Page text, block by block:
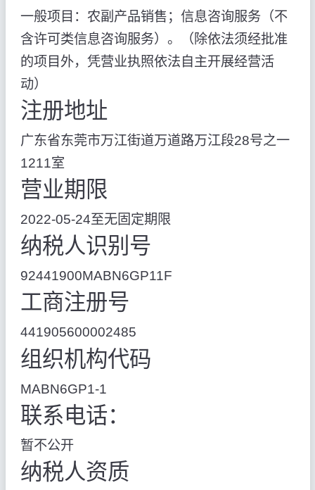
一般项目：农副产品销售；信息咨询服务（不
含许可类信息咨询服务）。（除依法须经批准
的项目外，凭营业执照依法自主开展经营活
动）
注册地址
广东省东莞市万江街道万道路万江段28号之一
1211室
营业期限
2022-05-24至无固定期限
纳税人识别号
92441900MABN6GP11F
工商注册号
441905600002485
组织机构代码
MABN6GP1-1
联系电话：
暂不公开
纳税人资质